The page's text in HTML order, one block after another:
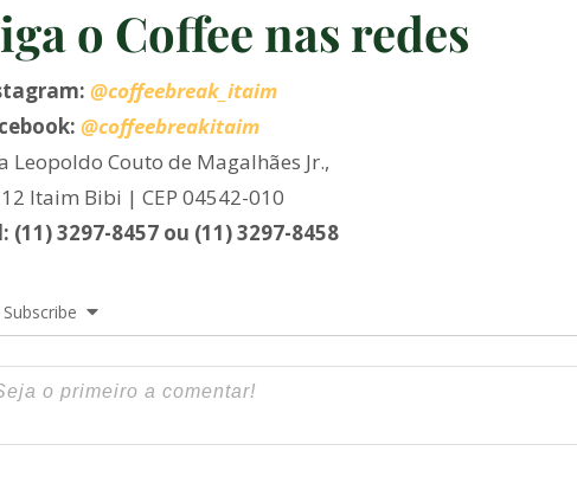
o Coffee nas redes
@coffeebreak_itaim
@coffeebreakitaim
Leopoldo Couto de Magalhães Jr.,
Itaim Bibi | CEP 04542-010
(11) 3297-8457 ou (11) 3297-8458
Subscribe